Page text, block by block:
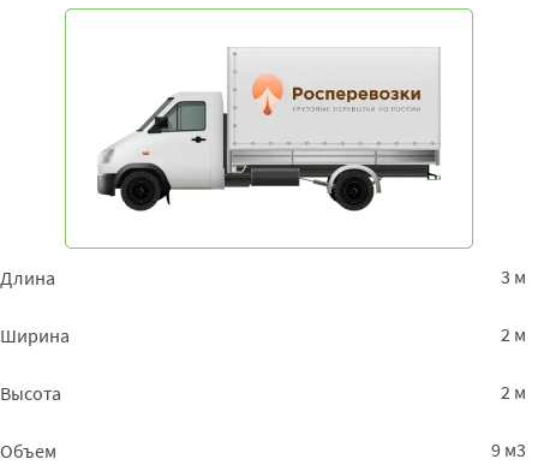
Длина 3 м
Ширина 2 м
Высота 2 м
Объем 9 м3